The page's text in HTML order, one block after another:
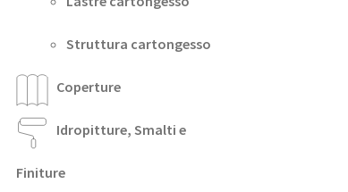
Struttura cartongesso
Coperture
Idropitture, Smalti e
Finiture